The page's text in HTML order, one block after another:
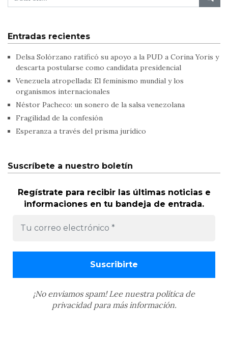
Entradas recientes
Delsa Solórzano ratificó su apoyo a la PUD a Corina Yoris y
descarta postularse como candidata presidencial
Venezuela atropellada: El feminismo mundial y los
organismos internacionales
Néstor Pacheco: un sonero de la salsa venezolana
Fragilidad de la confesión
Esperanza a través del prisma jurídico
Suscríbete a nuestro boletín
Regístrate para recibir las últimas noticias e
informaciones en tu bandeja de entrada.
¡No enviamos spam! Lee nuestra política de
privacidadpara más información.